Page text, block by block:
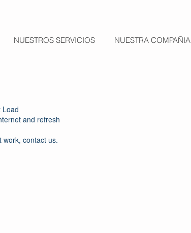
NUESTROS SERVICIOS NUESTRA COMPAÑIA
Load
and refresh
work, contact us.